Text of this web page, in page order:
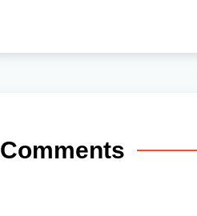
Comments